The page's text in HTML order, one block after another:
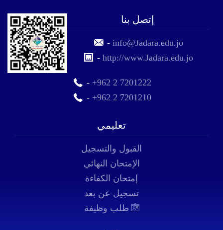
إتصل بنا
-info@Jadara.edu.jo
-http://www.Jadara.edu.jo
- +962 2 7201222
- +962 2 7201210
تعليمي
القبول والتسجيل
الإمتحان النهائي
إمتحان الكفاءة
تسجيل عن بعد